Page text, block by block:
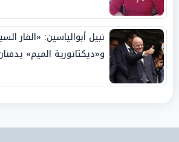
نبيل أبوالياسين: «الفار
و«ديكتاتورية الميم»